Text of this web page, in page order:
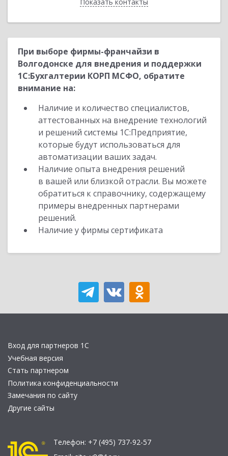
При выборе фирмы-франчайзи в
Волгодонске для внедрения и поддержки
1С:Бухгалтерии КОРП МСФО, обратите
внимание на:
Наличие и количество специалистов,
аттестованных на внедрение технологий
и решений системы 1С:Предприятие,
которые будут использоваться для
автоматизации ваших задач.
Наличие опыта внедрения решений
в вашей или близкой отрасли. Вы можете
обратиться к справочнику, содержащему
примеры внедренных партнерами
решений.
Наличие у фирмы сертификата
Вход для партнеров 1С
Учебная версия
Стать партнером
Политика конфиденциальности
Замечания по сайту
Другие сайты
Телефон: +7 (495) 737-92-57